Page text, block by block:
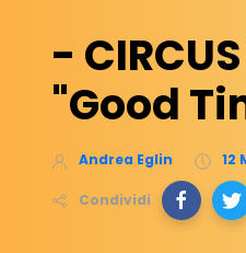
-
"Good
Andrea Eglin 12
Condividi